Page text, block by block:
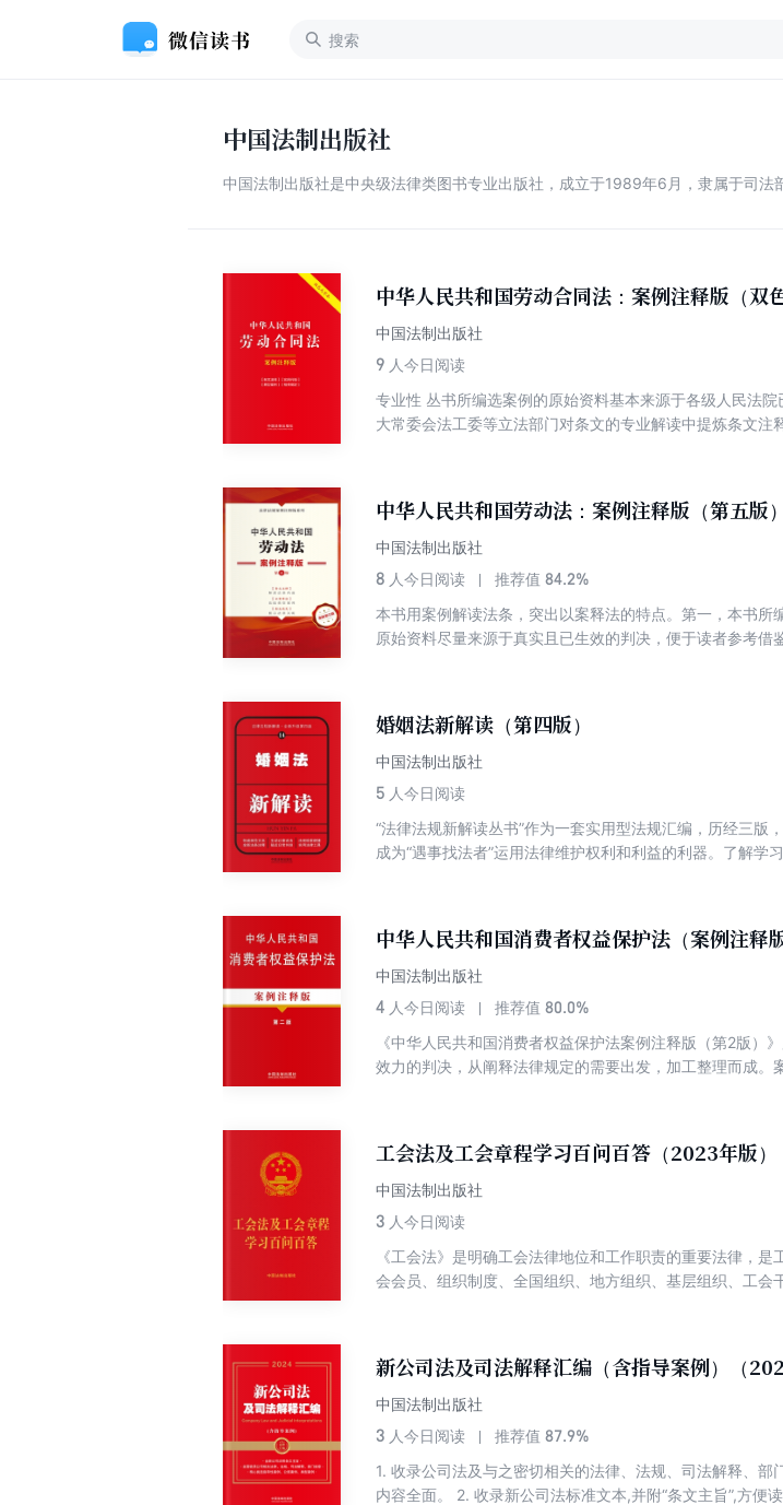
中国法制出版社
中国法制出版社是中央级法律类图书专业出版社，成立于1989年6月，隶属于司法
中华人民共和国劳动合同法：案例注释版（双
中国法制出版社
9 人今日阅读
专业性 丛书所编选案例的原始资料基本来源于各级人民法
大常委会法工委等立法部门对条文的专业解读中提炼条文
律文件，以及相应的法律流程图表、文书等内容，方便读者
中华人民共和国劳动法：案例注释版（第五版）
中国法制出版社
8 人今日阅读 推荐值 84.2%
本书用案例解读法条，突出以案释法的特点。第一，本书
原始资料尽量来源于真实且已生效的判决，便于读者参考
婚姻法新解读（第四版）
中国法制出版社
5 人今日阅读
“法律法规新解读丛书”作为一套实用型法规汇编，历经三
成为“遇事找法者”运用法律维护权利和利益的利器。了解学
失信、背信行为;加强社会治理，维护社会秩序等，对刑法的
中华人民共和国消费者权益保护法（案例注释
中国法制出版社
4 人今日阅读 推荐值 80.0%
《中华人民共和国消费者权益保护法案例注释版（第2版
效力的判决，从阐释法律规定的需要出发，加工整理而成
工会法及工会章程学习百问百答（2023年版）
中国法制出版社
3 人今日阅读
《工会法》是明确工会法律地位和工作职责的重要法律，
会会员、组织制度、全国组织、地方组织、基层组织、工
新公司法及司法解释汇编（含指导案例）（
中国法制出版社
3 人今日阅读 推荐值 87.9%
1. 收录公司法及与之密切相关的法律、法规、司法解释、
内容全面。 2. 收录新公司法标准文本,并附“条文主旨”,方便